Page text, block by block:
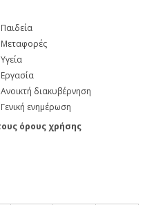
Παιδεία
Μεταφορές
Υγεία
Εργασία
Ανοικτή διακυβέρνηση
Γενική ενημέρωση
όρους χρήσης